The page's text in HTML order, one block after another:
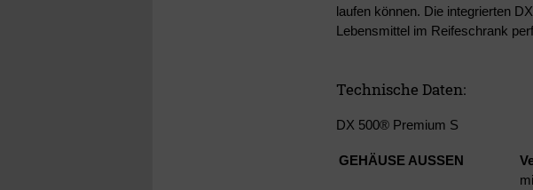
laufen können. Die integrierten
Lebensmittel im Reifeschrank
Technische Daten:
DX 500® Premium S
GEHÄUSE AUSSEN